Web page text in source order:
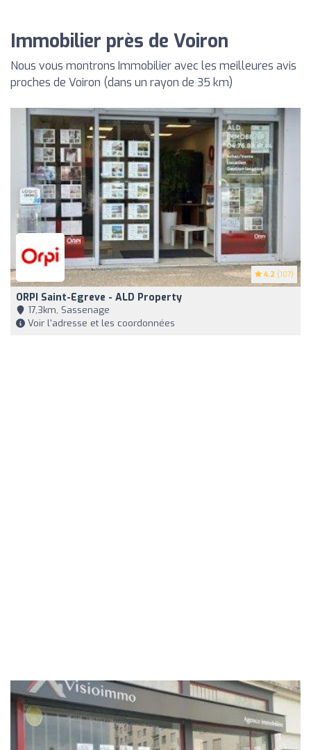
Immobilier près de Voiron
Nous vous montrons Immobilier avec les meilleures avis
proches de Voiron (dans un rayon de 35 km)
4.2 (107)
ORPI Saint-Egreve - ALD Property
17,3km, Sassenage
Voir l'adresse et les coordonnées